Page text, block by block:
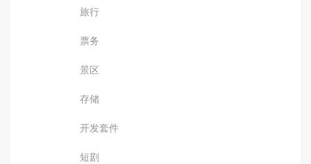
旅行
票务
景区
存储
开发套件
短剧